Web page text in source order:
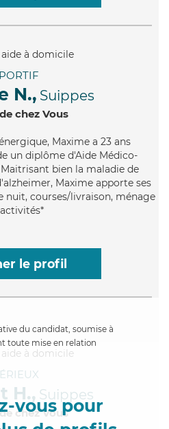
N., Suippes
chez Vous
Maxime a 23 ans
un diplôme d'Aide Médico-
bien la maladie de
Maxime apporte ses
nuit, courses/livraison, ménage
le profil
du candidat, soumise à
toute mise en relation
vous pour
H., Suippes
chez Vous